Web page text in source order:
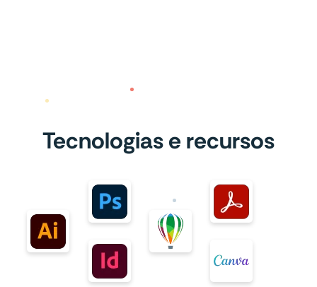
Tecnologias e recursos